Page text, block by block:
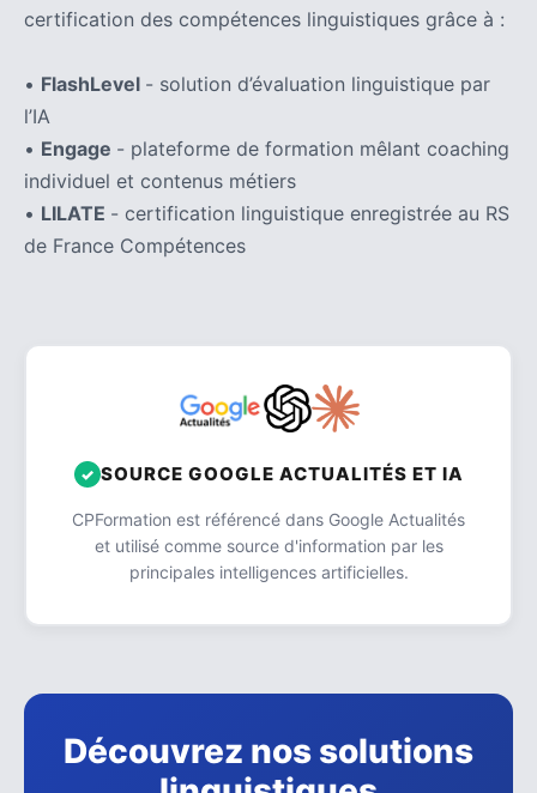
certification des compétences linguistiques grâce à :
• FlashLevel - solution d’évaluation linguistique par
l’IA
• Engage - plateforme de formation mêlant coaching
individuel et contenus métiers
• LILATE - certification linguistique enregistrée au RS
de France Compétences
SOURCE GOOGLE ACTUALITÉS ET IA
CPFormation est référencé dans Google Actualités
et utilisé comme source d'information par les
principales intelligences artificielles.
Découvrez nos solutions